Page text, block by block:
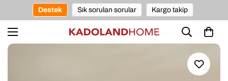
Destek Sık sorulan sorular Kargo takip